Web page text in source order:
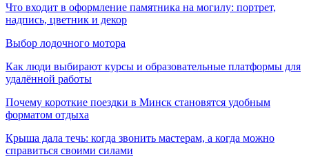
Что входит в оформление памятника на могилу: портрет,
надпись, цветник и декор
Выбор лодочного мотора
Как люди выбирают курсы и образовательные платформы для
удалённой работы
Почему короткие поездки в Минск становятся удобным
форматом отдыха
Крыша дала течь: когда звонить мастерам, а когда можно
справиться своими силами